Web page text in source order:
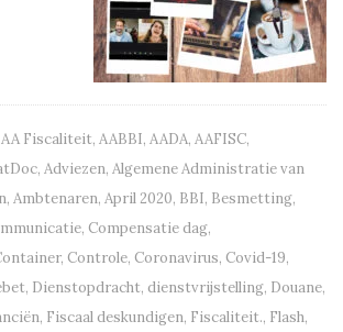
AA Fiscaliteit, AABBI, AADA, AAFISC,
, Adviezen, Algemene Administratie van
, Ambtenaren, April 2020, BBI, Besmetting,
, Compensatie dag,
, Controle, Coronavirus, Covid-19,
, Dienstopdracht, dienstvrijstelling, Douane,
, Fiscaal deskundigen, Fiscaliteit., Flash,